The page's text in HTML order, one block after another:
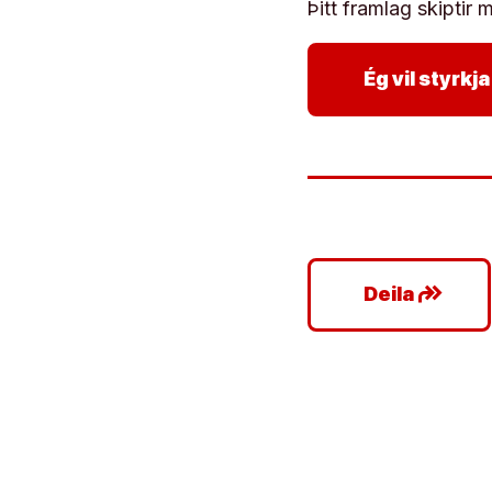
Þitt framlag skiptir
Ég vil
Deilagoogle_plus_reshare